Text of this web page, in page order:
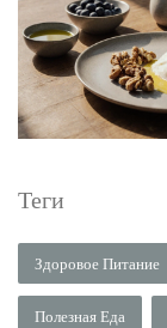
Теги
Здоровое Питание
Полезная Еда